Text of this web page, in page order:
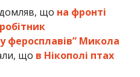
що на фронті
феросплавів” Микола
що в Нікополі птах